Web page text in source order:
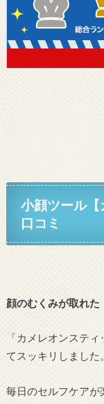
小顔ツール
口コミ
顔のむくみが取れた
「カメレオンステ
てスッキリしました。
毎日のセルフケアが